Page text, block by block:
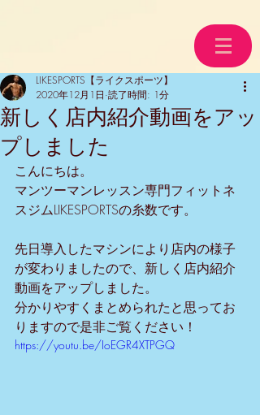
新しく店内紹介動画をアッ
プしました
LIKESPORTS【ライクスポーツ】
2020年12月1日 読了時間: 1分
こんにちは。
マンツーマンレッスン専門フィットネ
スジムLIKESPORTSの糸数です。
先日導入したマシンにより店内の様子
が変わりましたので、新しく店内紹介
動画をアップしました。
分かりやすくまとめられたと思ってお
りますので是非ご覧ください！
https://youtu.be/IoEGR4XTPGQ